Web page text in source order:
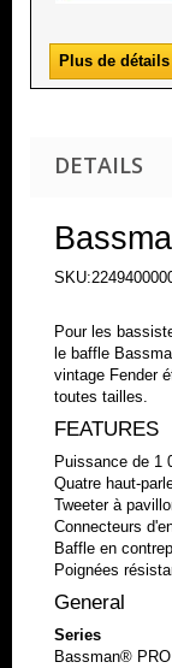
Plus de détails
DETAILS
Pour les
le baffle
vintage Fender
toutes tailles.
FEATURES
Puissance de 1
Quatre haut-
Tweeter à
Connecteurs
Baffle en
Poignées
General
Series
Bassman® PRO